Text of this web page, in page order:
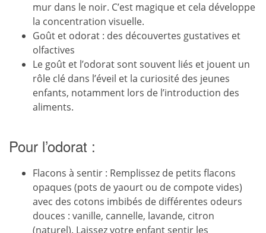
mur dans le noir. C’est magique et cela développe
la concentration visuelle.
Goût et odorat : des découvertes gustatives et
olfactives
Le goût et l’odorat sont souvent liés et jouent un
rôle clé dans l’éveil et la curiosité des jeunes
enfants, notamment lors de l’introduction des
aliments.
Pour l’odorat :
Flacons à sentir : Remplissez de petits flacons
opaques (pots de yaourt ou de compote vides)
avec des cotons imbibés de différentes odeurs
douces : vanille, cannelle, lavande, citron
(naturel). Laissez votre enfant sentir les